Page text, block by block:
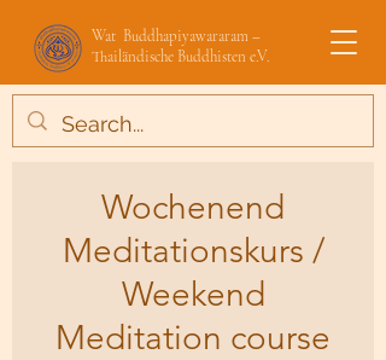
Wat Buddhapiyawararam –
Thailändische Buddhisten e.V.
Wochenend
Meditationskurs /
Weekend
Meditation course